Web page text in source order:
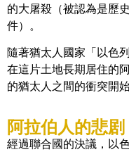
的大屠殺（被認為是歷
件）。
隨著猶太人國家「以色
在這片土地長期居住的
的猶太人之間的衝突開始
阿拉伯人的悲剧
經過聯合國的決議，以